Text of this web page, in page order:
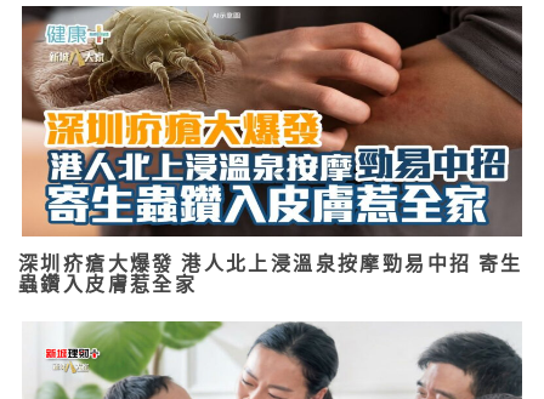
深圳疥瘡大爆發 港人北上浸溫泉按摩勁易中招 寄生
蟲鑽入皮膚惹全家